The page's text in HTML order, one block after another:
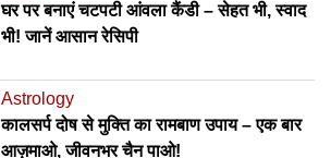
घर पर बनाएं चटपटी आंवला कैंडी – सेहत भी, स्वाद
भी! जानें आसान रेसिपी
Astrology
कालसर्प दोष से मुक्ति का रामबाण उपाय – एक बार
आज़माओ, जीवनभर चैन पाओ!